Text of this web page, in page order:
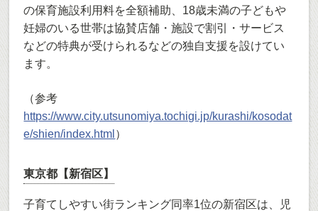
の保育施設利用料を全額補助、18歳未満の子どもや
妊婦のいる世帯は協賛店舗・施設で割引・サービス
などの特典が受けられるなどの独自支援を設けてい
ます。
（参考
https://www.city.utsunomiya.tochigi.jp/kurashi/kosodat
e/shien/index.html ）
東京都【新宿区】
子育てしやすい街ランキング同率1位の新宿区は、児